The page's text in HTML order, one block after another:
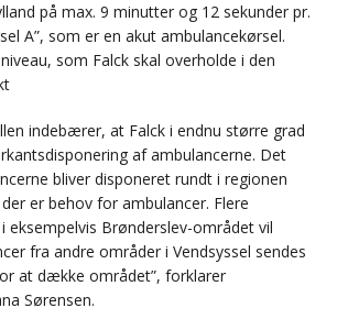
på max. 9 minutter og 12 sekunder pr.
A”, som er en akut ambulancekørsel.
som Falck skal overholde i den
indebærer, at Falck i endnu større grad
af ambulancerne. Det
bliver disponeret rundt i regionen
er behov for ambulancer. Flere
eksempelvis Brønderslev-området vil
fra andre områder i Vendsyssel sendes
at dække området”, forklarer
Sørensen.